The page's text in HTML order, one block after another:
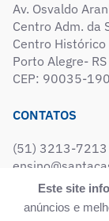
Este site
anúncios e
Av. Osvaldo
Centro Adm. da
Centro Histórico
Porto Alegre- RS
CEP: 90035-190
CONTATOS
(51) 3213-7213
SIGA-NOS